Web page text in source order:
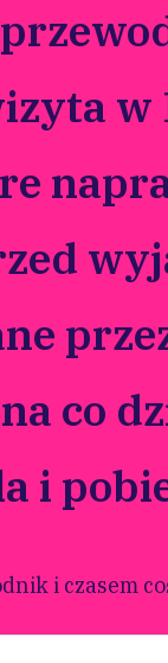
w
co
i
i czasem